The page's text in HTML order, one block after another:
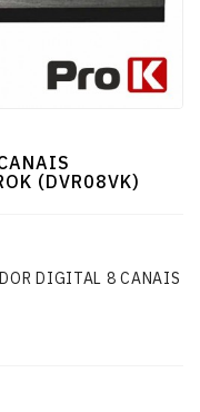
(DVR08VK)
DIGITAL 8 CANAIS